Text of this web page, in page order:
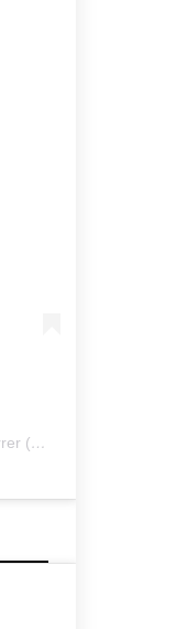
Um post compartilhado por Heitor Férrer (@heitor_ferrer77)